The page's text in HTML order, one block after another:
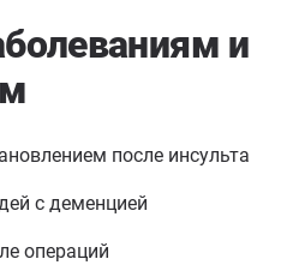
и
после инсульта
с деменцией
операций